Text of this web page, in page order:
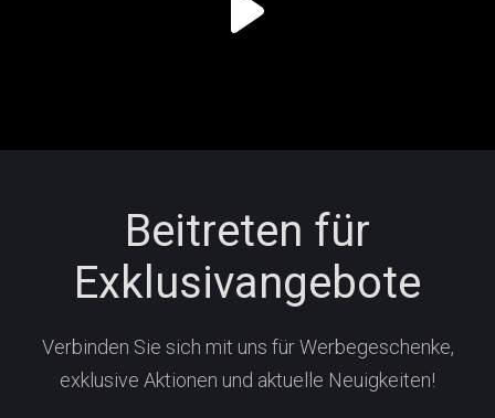
Beitreten für
Exklusivangebote
Verbinden Sie sich mit uns für Werbegeschenke,
exklusive Aktionen und aktuelle Neuigkeiten!